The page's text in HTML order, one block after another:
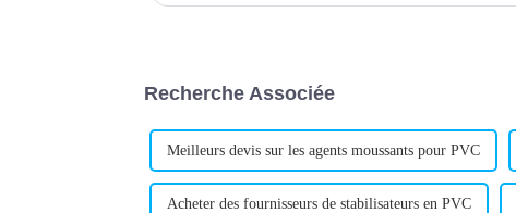
Recherche Associée
Meilleurs devis sur les agents moussants pour PVC
Acheter des fournisseurs de stabilisateurs en PVC